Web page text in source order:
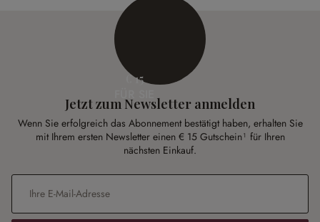
€ 15
Jetzt zum Newsletter anmelden
Wenn Sie erfolgreich das Abonnement bestätigt haben, erhalten Sie
mit Ihrem ersten Newsletter einen € 15 Gutschein¹ für Ihren
nächsten Einkauf.
E-Mail-Adresse